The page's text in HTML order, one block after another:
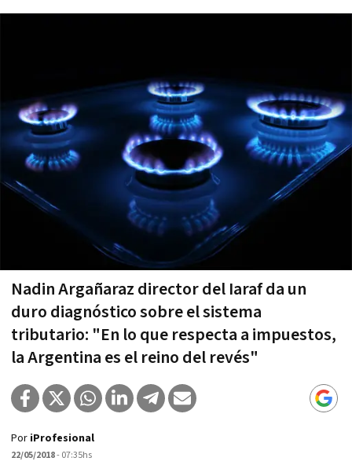
Nadin Argañaraz director del Iaraf da un
duro diagnóstico sobre el sistema
tributario: "En lo que respecta a impuestos,
la Argentina es el reino del revés"
Por iProfesional
22/05/2018- 07:35hs